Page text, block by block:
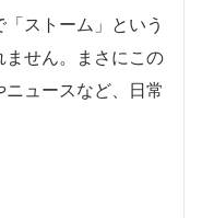
ストーム」という
せん。まさにこの
ュースなど、日常